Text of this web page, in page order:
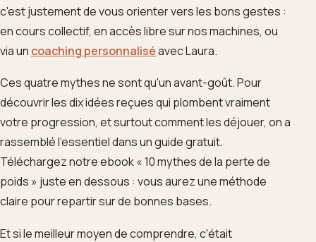
c'est justement de vous orienter vers les bons gestes :
en cours collectif, en accès libre sur nos machines, ou
via un coaching personnaliséavec Laura.
Ces quatre mythes ne sont qu'un avant-goût. Pour
découvrir les dix idées reçues qui plombent vraiment
votre progression, et surtout comment les déjouer, on a
rassemblé l'essentiel dans un guide gratuit.
Téléchargez notre ebook « 10 mythes de la perte de
poids » juste en dessous : vous aurez une méthode
claire pour repartir sur de bonnes bases.
Et si le meilleur moyen de comprendre, c'était